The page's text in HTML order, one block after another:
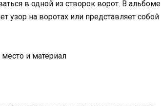
в одной из створок ворот. В альбоме
узор на воротах или представляет собой
и материал